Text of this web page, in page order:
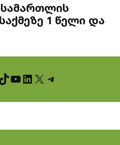
1 წელი და
YouTube LinkedIn X Telegram